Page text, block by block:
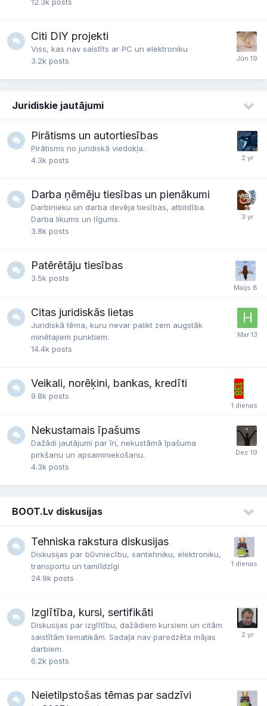
12.3k posts
Citi DIY projekti
Viss, kas nav saistīts ar PC un elektroniku
3.2k posts
Juridiskie jautājumi
Pirātisms un autortiesības
Pirātisms no juridiskā viedokļa.
4.3k posts
Darba ņēmēju tiesības un pienākumi
Darbinieku un darba devēja tiesības, atbildība.
Darba likums un līgums.
3.8k posts
Patērētāju tiesības
3.5k posts
Citas juridiskās lietas
Juridiskā tēma, kuru nevar palikt zem augstāk
minētajiem punktiem.
14.4k posts
Veikali, norēķini, bankas, kredīti
9.8k posts
Nekustamais īpašums
Dažādi jautājumi par īri, nekustāmā īpašuma
pirkšanu un apsaimniekošanu.
4.3k posts
BOOT.Lv diskusijas
Tehniska rakstura diskusijas
Diskusijas par būvniecību, santehniku, elektroniku,
transportu un tamlīdzīgi
24.9k posts
Izglītība, kursi, sertifikāti
Diskusijas par izglītību, dažādiem kursiem un citām
saistītām tematikām. Sadaļa nav paredzēta mājas
darbiem.
6.2k posts
Neietilpstošas tēmas par sadzīvi